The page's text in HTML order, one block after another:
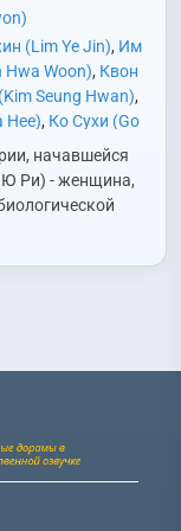
(Lim Ye Jin), Им
Hwa Woon), Квон
Seung Hwan),
Hee), Ко Сухи (Go
Ли Ильхва
(Moon Soo Bin)
(Baek Song Yi)
начавшейся
Ри) - женщина,